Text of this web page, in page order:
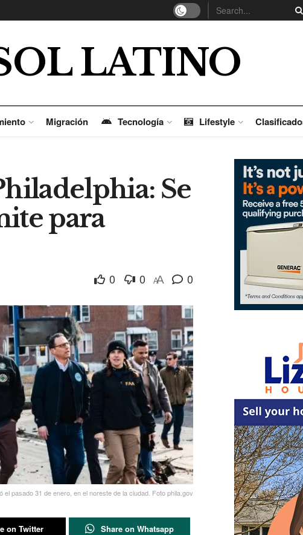
LATINO
Migración Tecnología Lifestyle
Se
para
0 0 AA 0
el pasado 31 de enero, en el noreste de la ciudad. Foto phila.gov
on Twitter Share on Whatsapp